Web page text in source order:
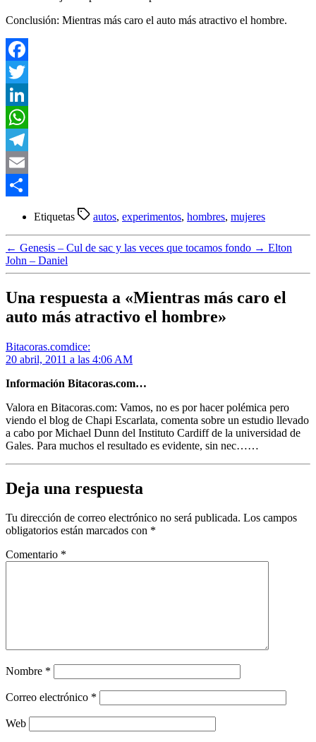
Conclusión: Mientras más caro el auto más atractivo el hombre.
Facebook
Twitter
LinkedIn
WhatsApp
Telegram
Email
Etiquetas autos, experimentos, hombres, mujeres
← Genesis – Cul de sac y las veces que tocamos fondo → Elton
John – Daniel
Una respuesta a «Mientras más caro el
auto más atractivo el hombre»
Bitacoras.comdice:
20 abril, 2011 a las 4:06 AM
Información Bitacoras.com…
Valora en Bitacoras.com: Vamos, no es por hacer polémica pero
viendo el blog de Chapi Escarlata, comenta sobre un estudio llevado
a cabo por Michael Dunn del Instituto Cardiff de la universidad de
Gales. Para muchos el resultado es evidente, sin nec……
Deja una respuesta
Tu dirección de correo electrónico no será publicada. Los campos
obligatorios están marcados con *
Comentario *
Nombre *
Correo electrónico *
Web